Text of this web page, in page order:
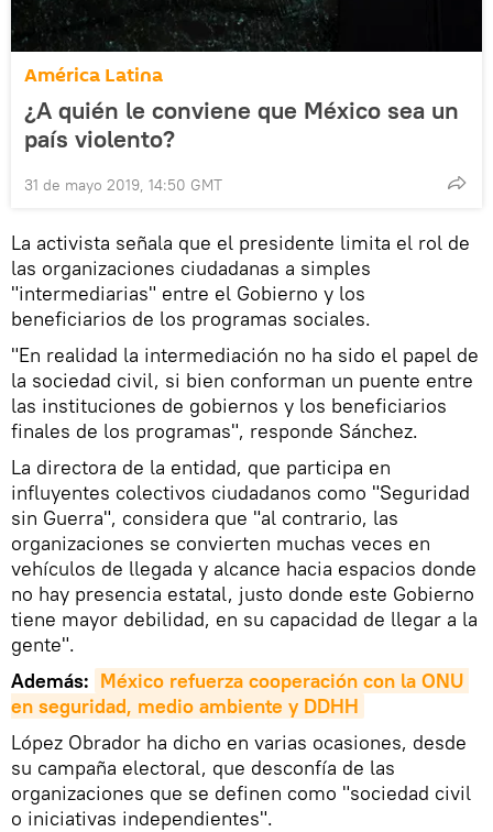
América Latina
¿A quién le conviene que México sea un
país violento?
31 de mayo 2019, 14:50 GMT
La activista señala que el presidente limita el rol de
las organizaciones ciudadanas a simples
"intermediarias" entre el Gobierno y los
beneficiarios de los programas sociales.
"En realidad la intermediación no ha sido el papel de
la sociedad civil, si bien conforman un puente entre
las instituciones de gobiernos y los beneficiarios
finales de los programas", responde Sánchez.
La directora de la entidad, que participa en
influyentes colectivos ciudadanos como "Seguridad
sin Guerra", considera que "al contrario, las
organizaciones se convierten muchas veces en
vehículos de llegada y alcance hacia espacios donde
no hay presencia estatal, justo donde este Gobierno
tiene mayor debilidad, en su capacidad de llegar a la
gente".
Además: México refuerza cooperación con la ONU
en seguridad, medio ambiente y DDHH
López Obrador ha dicho en varias ocasiones, desde
su campaña electoral, que desconfía de las
organizaciones que se definen como "sociedad civil
o iniciativas independientes".